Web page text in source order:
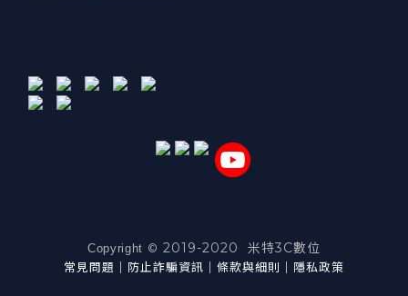
Copyright © 2019-2020 米特3C數位
常見問題 ｜ 防止詐騙資訊 ｜ 條款與細則 ｜ 隱私政策